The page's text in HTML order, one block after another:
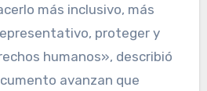
más inclusivo, más
proteger y
humanos», describió
avanzan que